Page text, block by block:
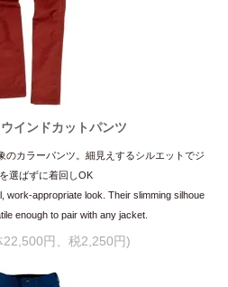
インドカットパンツ
のカラーパンツ。細見えするシルエットでジ
選ばずに着回しOK
work-appropriate look. Their slimming silhoue
enough to pair with any jacket.
円、税2,250円)